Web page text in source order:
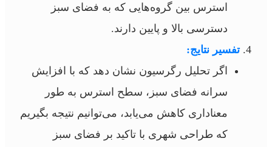
استرس بین گروه‌هایی که به فضای سبز
دسترسی بالا و پایین دارند.
تفسیر نتایج:
اگر تحلیل رگرسیون نشان دهد که با افزایش
سرانه فضای سبز، سطح استرس به طور
معناداری کاهش می‌یابد، می‌توانیم نتیجه بگیریم
که طراحی شهری با تاکید بر فضای سبز